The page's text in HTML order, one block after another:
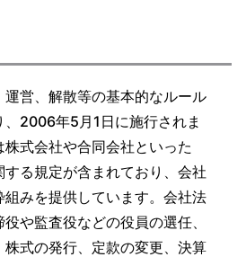
営、解散等の基本的なルール
、2006年5月1日に施行されま
株式会社や合同会社といった
る規定が含まれており、会社
組みを提供しています。会社法
や監査役などの役員の選任、
株式の発行、定款の変更、決算